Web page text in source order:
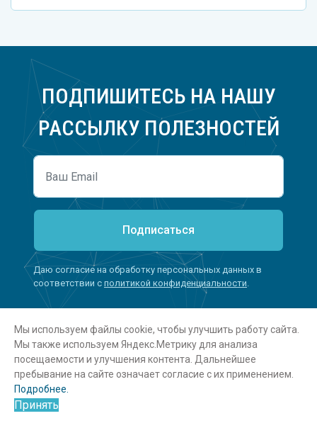
ПОДПИШИТЕСЬ НА НАШУ
РАССЫЛКУ ПОЛЕЗНОСТЕЙ
Подписаться
Даю согласие на обработку персональных данных в
соответствии с политикой конфиденциальности.
УСЛУГИ
Мы используем файлы cookie, чтобы улучшить работу сайта.
Мы также используем Яндекс.Метрику для анализа
посещаемости и улучшения контента. Дальнейшее
пребывание на сайте означает согласие с их применением.
Подробнее.
Принять